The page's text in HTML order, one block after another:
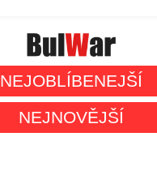
NEJOBLÍBENEJŠÍ
NEJNOVĚJŠÍ